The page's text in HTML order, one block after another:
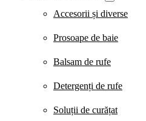
Accesorii și diverse
Prosoape de baie
Balsam de rufe
Detergenți de rufe
Soluții de curățat